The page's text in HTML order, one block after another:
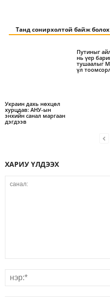
Танд сонирхолтой байж болох
Украин дахь нөхцөл
хурцдав: АНУ-ын
энхийн санал маргаан
дэгдээв
Путиныг
нь үер
тушаалыг
үл
ХАРИУ ҮЛДЭЭХ